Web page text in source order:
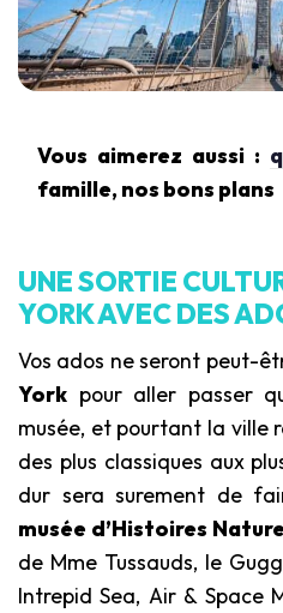
Vous aimerez aussi :
famille, nos bons plans
UNE SORTIE
YORK AVEC DES
Vos ados ne seront peut-
York pour aller passer
musée, et pourtant la ville
des plus classiques aux
dur sera surement de
musée d’Histoires
de Mme Tussauds, le
Intrepid Sea, Air & Space